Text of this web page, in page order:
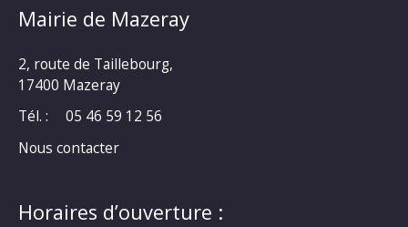
Mairie de Mazeray
2, route de Taillebourg,
17400 Mazeray
Tél. :
05 46 59 12 56
Nous contacter
Horaires d’ouverture :